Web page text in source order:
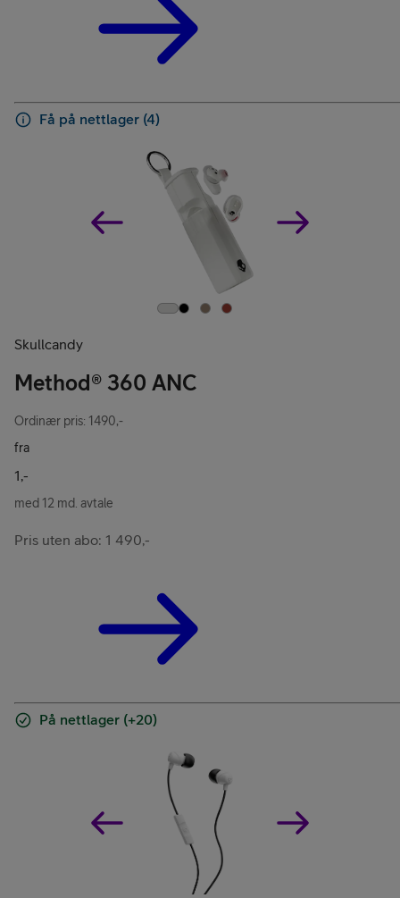
Få på nettlager (4)
Skullcandy
Method® 360 ANC
Ordinær pris: 1490,-
fra
1,-
med 12 md. avtale
Pris uten abo: 1 490,-
På nettlager (+20)